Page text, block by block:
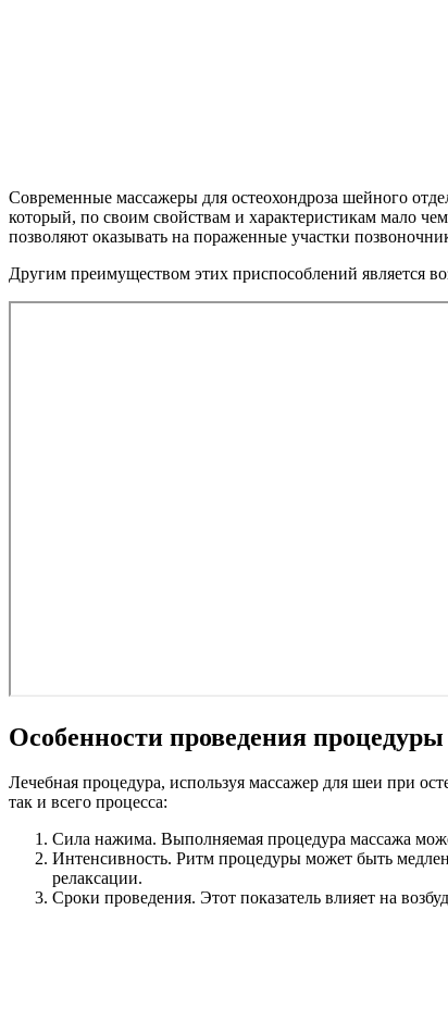
Современные массажеры для остеохондроза шейного
который, по своим свойствам и характеристикам мало
позволяют оказывать на пораженные участки
Другим преимуществом этих приспособлений является
Особенности проведения процедуры
Лечебная процедура, используя массажер для шеи при
так и всего процесса:
Сила нажима. Выполняемая процедура массажа
Интенсивность. Ритм процедуры может быть
релаксации.
Сроки проведения. Этот показатель влияет на